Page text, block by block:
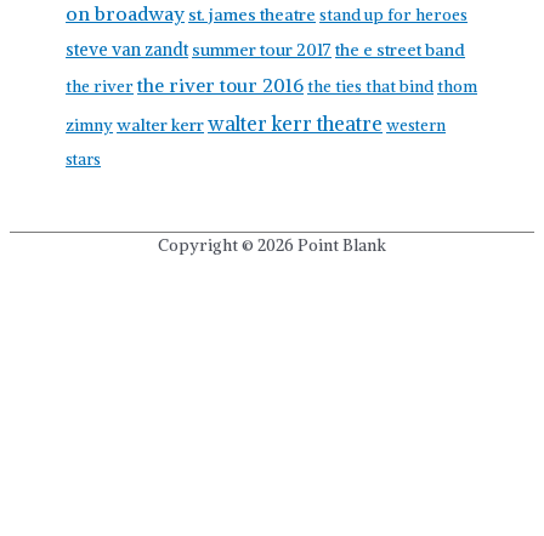
on broadway st. james theatre stand up for heroes
steve van zandt summer tour 2017 the e street band
the riverthe river tour 2016the ties that bindthom
zimnywalter kerrwalter kerr theatre western
stars
Copyright © 2026 Point Blank